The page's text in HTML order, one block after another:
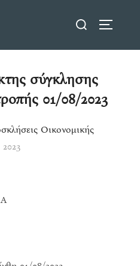
Search
σύγκλησης
01/08/2023
Οικονομικής